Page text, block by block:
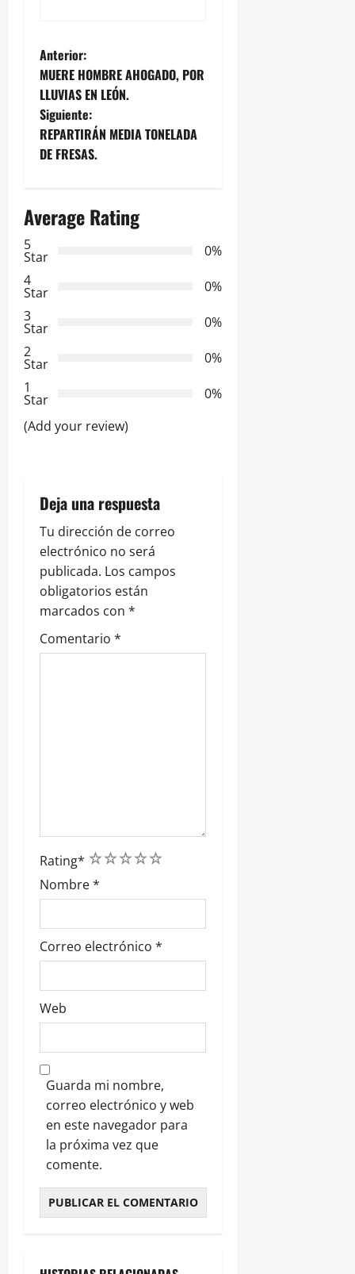
N
a
v
e
a
c
i
ó
n
d
e
n
t
r
a
d
a
Anterior:
MUERE HOMBRE AHOGADO, POR
LLUVIAS EN LEÓN.
Siguiente:
REPARTIRÁN MEDIA TONELADA
DE FRESAS.
Average Rating
5
Star
0%
4
Star
0%
3
Star
0%
2
Star
0%
1
Star
0%
(Add your review)
Deja una respuesta
Tu dirección de correo
electrónico no será
publicada. Los campos
obligatorios están
marcados con *
Comentario *
Rating* 5
4
3
2
1
Nombre*
Correo electrónico *
Web
Guarda mi nombre,
correo electrónico y web
en este navegador para
la próxima vez que
comente.